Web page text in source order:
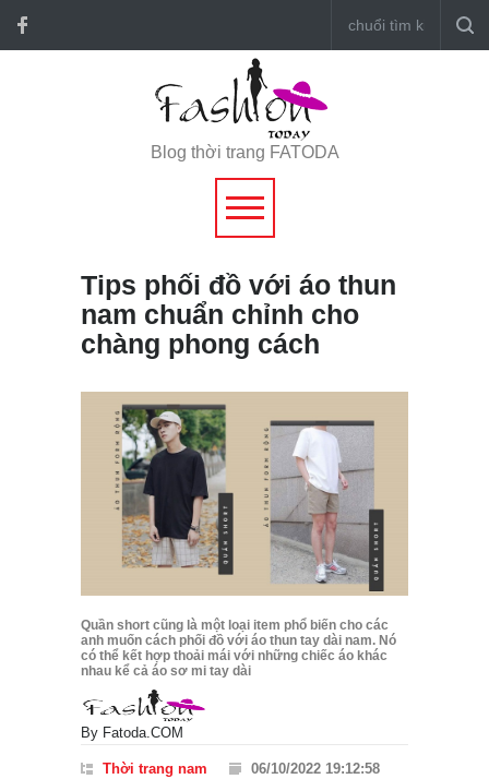
Blog thời trang FATODA
Tips phối đồ với áo thun
nam chuẩn chỉnh cho
chàng phong cách
Quần short cũng là một loại item phổ biến cho các
anh muốn cách phối đồ với áo thun tay dài nam. Nó
có thể kết hợp thoải mái với những chiếc áo khác
nhau kể cả áo sơ mi tay dài
By Fatoda.COM
Thời trang nam
06/10/2022 19:12:58